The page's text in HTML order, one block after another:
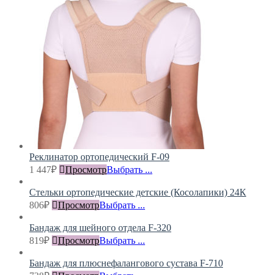
Реклинатор ортопедический F-09
1 447₽ ПросмотрВыбрать ...
Стельки ортопедические детские (Косолапики) 24К
806₽ ПросмотрВыбрать ...
Бандаж для шейного отдела F-320
819₽ ПросмотрВыбрать ...
Бандаж для плюснефалангового сустава F-710